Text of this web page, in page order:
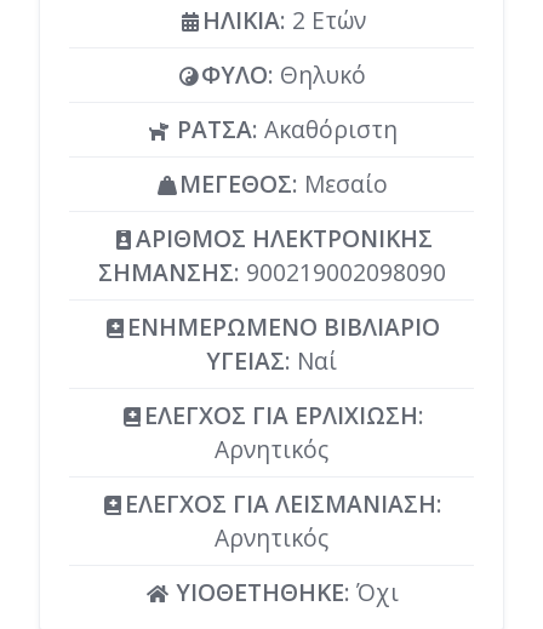
ΗΛΙΚΙΑ: 2 Ετών
ΦΥΛΟ: Θηλυκό
ΡΑΤΣΑ: Ακαθόριστη
ΜΕΓΕΘΟΣ: Μεσαίο
ΑΡΙΘΜΟΣ ΗΛΕΚΤΡΟΝΙΚΗΣ
ΣΗΜΑΝΣΗΣ: 900219002098090
ΕΝΗΜΕΡΩΜΕΝΟ ΒΙΒΛΙΑΡΙΟ
ΥΓΕΙΑΣ: Ναί
ΕΛΕΓΧΟΣ ΓΙΑ ΕΡΛΙΧΙΩΣΗ:
Αρνητικός
ΕΛΕΓΧΟΣ ΓΙΑ ΛΕΙΣΜΑΝΙΑΣΗ:
Αρνητικός
ΥΙΟΘΕΤΗΘΗΚΕ: Όχι